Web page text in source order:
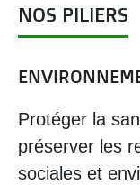
NOS PILIERS
Protéger la
préserver les
sociales et